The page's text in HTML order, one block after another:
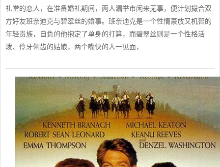
礼堂的恋人，在准备婚礼期间，两人漏举市闲来无事，便计划撮合双
方好友班奈迪克与碧翠丝的婚事。班奈迪克是一个性情豪放又机智的
年轻贵族，自负的他抱定了单身的打算，而碧翠丝则是一个性格活
泼、伶牙俐齿的姑娘，两个嘴快的人一见面，